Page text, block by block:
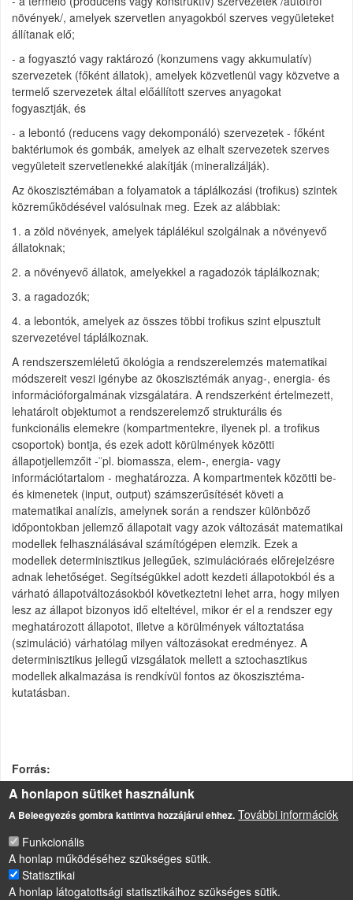
növények/, amelyek szervetlen anyagokból szerves vegyületeket
állítanak elő;
- a fogyasztó vagy raktározó (konzumens vagy akkumulatív)
szervezetek (főként állatok), amelyek közvetlenül vagy közvetve a
termelő szervezetek által előállított szerves anyagokat
fogyasztják, és
- a lebontó (reducens vagy dekomponáló) szervezetek - főként
baktériumok és gombák, amelyek az elhalt szervezetek szerves
vegyületeit szervetlenekké alakítják (mineralizálják).
Az ökoszisztémában a folyamatok a táplálkozási (trofikus) szintek
közreműködésével valósulnak meg. Ezek az alábbiak:
1. a zöld növények, amelyek táplálékul szolgálnak a növényevő
állatoknak;
2. a növényevő állatok, amelyekkel a ragadozók táplálkoznak;
3. a ragadozók;
4. a lebontók, amelyek az összes többi trofikus szint elpusztult
szervezetével táplálkoznak.
A rendszerszemléletű ökológia a rendszerelemzés matematikai
módszereit veszi igénybe az ökoszisztémák anyag-, energia- és
információforgalmának vizsgálatára. A rendszerként értelmezett,
lehatárolt objektumot a rendszerelemző strukturális és
funkcionális elemekre (kompartmentekre, ilyenek pl. a trofikus
csoportok) bontja, és ezek adott körülmények közötti
állapotjellemzőit -¨pl. biomassza, elem-, energia- vagy
információtartalom - meghatározza. A kompartmentek közötti be-
és kimenetek (input, output) számszerűsítését követi a
matematikai analízis, amelynek során a rendszer különböző
időpontokban jellemző állapotait vagy azok változását matematikai
modellek felhasználásával számítógépen elemzik. Ezek a
modellek determinisztikus jellegűek, szimulációraés előrejelzésre
adnak lehetőséget. Segítségükkel adott kezdeti állapotokból és a
várható állapotváltozásokból következtetni lehet arra, hogy milyen
lesz az állapot bizonyos idő elteltével, mikor ér el a rendszer egy
meghatározott állapotot, illetve a körülmények változtatása
(szimuláció) várhatólag milyen változásokat eredményez. A
determinisztikus jellegű vizsgálatok mellett a sztochasztikus
modellekalkalmazása is rendkívül fontos az ökoszisztéma-
kutatásban.
Forrás
http://www.tankonyvtar.hu/konyvek/novenytan/novenytan-9-
okoszisztema
LÁBLÉC
Impresszum
Sütikezelési szabályzat
A honlapon sütiket használunk
A Beleegyezés gombra kattintva hozzájárul ehhez. További információk
Funkcionális
A honlap működéséhez szükséges sütik.
Statisztikai
A honlap látogatottsági statisztikáihoz szükséges sütik.